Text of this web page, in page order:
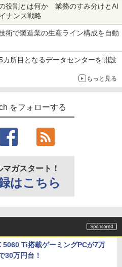
役割とは何か 業務のすみ分けとAI
ナンス戦略
術で製造業の生産ライン構成を自動
所目となるデータセンターを開設
もっと見る
をフォローする
マガスタート！
はこちら
5060 Ti搭載ゲーミングPCが7万
30万円台！